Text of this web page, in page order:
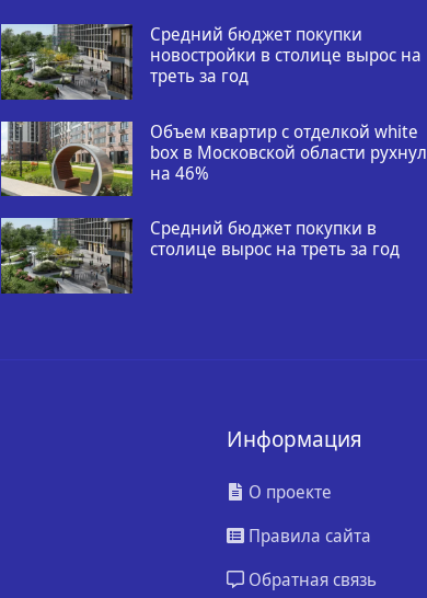
Средний бюджет покупки
новостройки в столице вырос на
треть за год
Объем квартир с отделкой white
box в Московской области рухнул
на 46%
Средний бюджет покупки в
столице вырос на треть за год
Информация
О проекте
Правила сайта
Обратная связь